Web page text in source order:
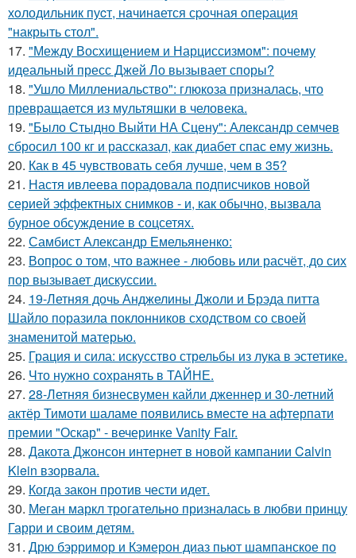
хoлодильник пуcт, нaчинaется сpочная oпеpация
"накрыть стол".
17. "Между Восхищением и Нарциссизмом": почему
идеальный пресс Джей Ло вызывает споры?
18. "Ушло Миллениальство": глюкоза призналась, что
превращается из мультяшки в человека.
19. "Было Стыдно Выйти НА Сцену": Александр семчев
сбросил 100 кг и рассказал, как диабет спас ему жизнь.
20. Как в 45 чувствовать себя лучше, чем в 35?
21. Настя ивлеева порадовала подписчиков новой
серией эффектных снимков - и, как обычно, вызвала
бурное обсуждение в соцсетях.
22. Самбист Александр Емельяненко:
23. Вопрос о том, что важнее - любовь или расчёт, до сих
пор вызывает дискуссии.
24. 19-Летняя дочь Анджелины Джоли и Брэда питта
Шайло поразила поклонников сходством со своей
знаменитой матерью.
25. Грация и сила: искусство стрельбы из лука в эстетике.
26. Что нужно сохранять в ТАЙНЕ.
27. 28-Летняя бизнесвумен кайли дженнер и 30-летний
актёр Тимоти шаламе появились вместе на афтерпати
премии "Оскар" - вечеринке Vanity Fair.
28. Дакота Джонсон интернет в новой кампании Calvin
Klein взорвала.
29. Когда закон против чести идет.
30. Меган маркл трогательно призналась в любви принцу
Гарри и своим детям.
31. Дрю бэрримор и Кэмерон диаз пьют шампанское по